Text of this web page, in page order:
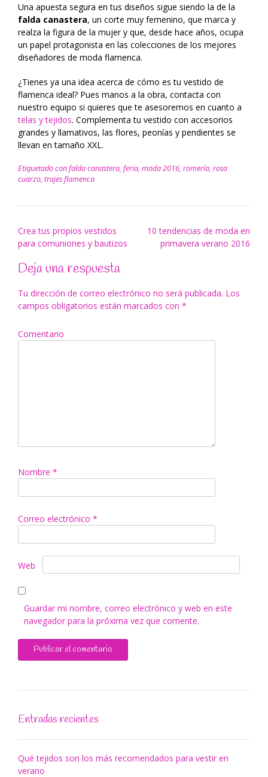
Una apuesta segura en tus diseños sigue siendo la de la
falda canastera, un corte muy femenino, que marca y
realza la figura de la mujer y que, desde hace años, ocupa
un papel protagonista en las colecciones de los mejores
diseñadores de moda flamenca.
¿Tienes ya una idea acerca de cómo es tu vestido de
flamenca ideal? Pues manos a la obra, contacta con
nuestro equipo si quieres que te asesoremos en cuanto a
telas y tejidos. Complementa tu vestido con accesorios
grandes y llamativos, las flores, peonías y pendientes se
llevan en tamaño XXL.
Etiquetado confalda canastera, feria, moda 2016, romería, rosa
cuarzo, trajes flamenca
Navegación
de
entradas
Crea tus propios vestidos
para comuniones y bautizos
10 tendencias de moda en
primavera verano 2016
Deja una respuesta
Tu dirección de correo electrónico no será publicada. Los
campos obligatorios están marcados con *
Comentario
Nombre *
Correo electrónico *
Web
Guardar mi nombre, correo electrónico y web en este
navegador para la próxima vez que comente.
Entradas recientes
Qué tejidos son los más recomendados para vestir en
verano